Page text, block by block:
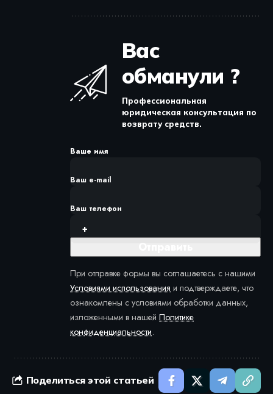
Вас
обманули ?
Профессиональная
юридическая консультация по
возврату средств.
Ваше имя
Ваш e-mail
Ваш телефон
При отправке формы вы соглашаетесь с нашими
Условиями использования и подтверждаете, что
ознакомлены с условиями обработки данных,
изложенными в нашей Политике
конфиденциальности.
Поделиться этой статьей